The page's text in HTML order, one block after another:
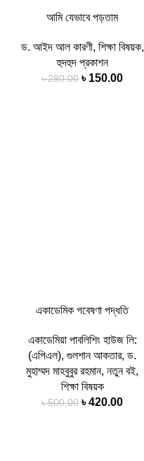
আমি যেভাবে পড়তাম
ড. আইদ আল কারণী, শিক্ষা বিষয়ক,
হুদহুদ প্রকাশন
৳280.00 ৳ 150.00
একাডেমিক গবেষণা পদ্ধতি
একাডেমিয়া পাবলিশিং হাউজ লি:
(এপিএল), গুলশান আকতার, ড.
মুহাম্মদ মাহবুবুর রহমান, নতুন বই,
শিক্ষা বিষয়ক
৳500.00 ৳420.00